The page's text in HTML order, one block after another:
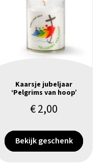
Kaarsje jubeljaar
‘Pelgrims van hoop’
€2,00
Bekijk geschenk